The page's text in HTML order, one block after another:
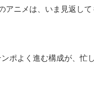
ニメは、いま見返して
ポよく進む構成が、忙